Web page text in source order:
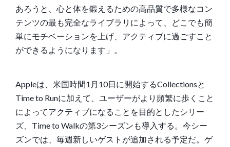
あろうと、心と体を鍛えるための高品質で多様なコン
テンツの最も完全なライブラリによって、どこでも簡
単にモチベーションを上げ、アクティブに過ごすこと
ができるようになります」。
Appleは、米国時間1月10日に開始するCollectionsと
Time to Runに加えて、ユーザーがより頻繁に歩くこと
によってアクティブになることを目的としたシリー
ズ、Time to Walkの第3シーズンも導入する。今シー
ズンでは、毎週新しいゲストが追加される予定だ。ゲ